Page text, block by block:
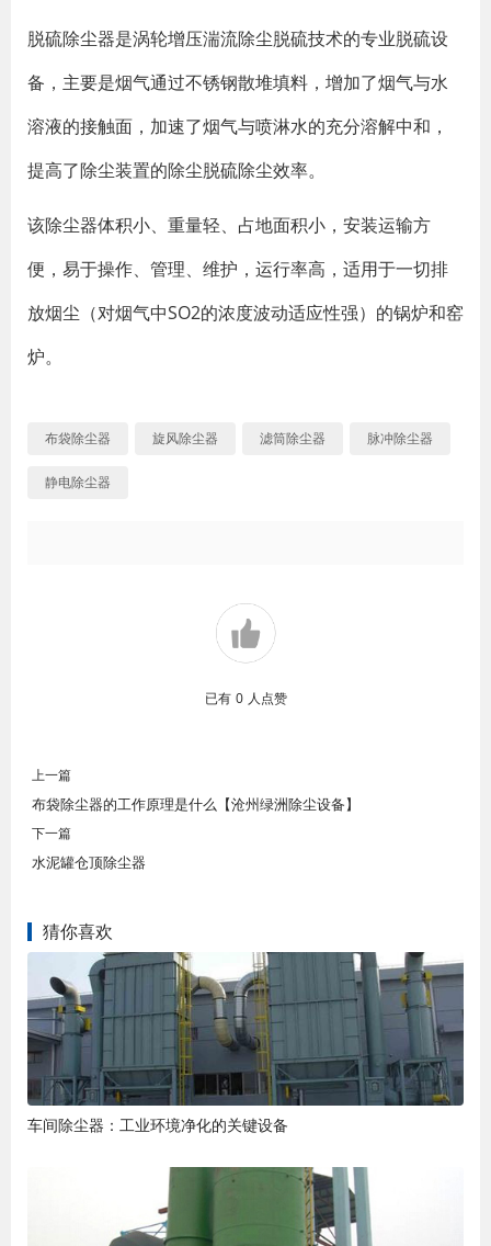
脱硫除尘器是涡轮增压湍流除尘脱硫技术的专业脱硫设
备，主要是烟气通过不锈钢散堆填料，增加了烟气与水
溶液的接触面，加速了烟气与喷淋水的充分溶解中和，
提高了除尘装置的除尘脱硫除尘效率。
该除尘器体积小、重量轻、占地面积小，安装运输方
便，易于操作、管理、维护，运行率高，适用于一切排
放烟尘（对烟气中SO2的浓度波动适应性强）的锅炉和窑
炉。
布袋除尘器 旋风除尘器 滤筒除尘器 脉冲除尘器
静电除尘器
已有 0 人点赞
上一篇
布袋除尘器的工作原理是什么【沧州绿洲除尘设备】
下一篇
水泥罐仓顶除尘器
猜你喜欢
车间除尘器：工业环境净化的关键设备